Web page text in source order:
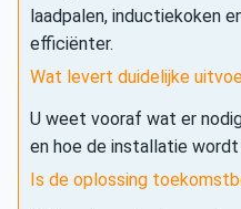
laadpalen, inductiekoken
efficiënter.
Wat levert duidelijke
U weet vooraf wat er
en hoe de installatie
Is de oplossing